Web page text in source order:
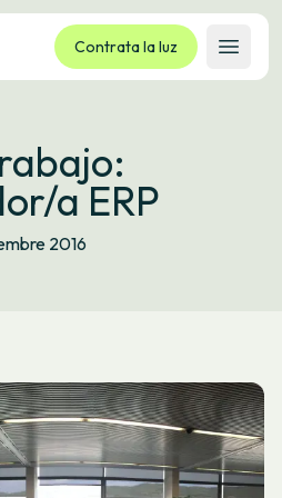
Contrata la luz
Abrir
a ERP
2016